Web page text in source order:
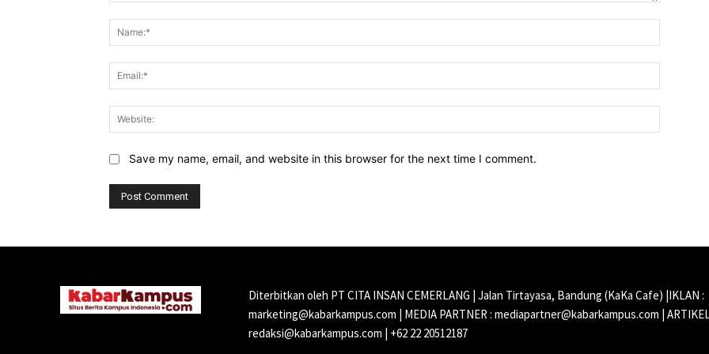
Save my name, email, and website in this browser for the next time I comment.
Diterbitkan oleh PT CITA INSAN CEMERLANG | Jalan Tirtayasa, Bandung (KaKa Cafe) |IKLAN :
marketing@kabarkampus.com | MEDIA PARTNER : mediapartner@kabarkampus.com |
redaksi@kabarkampus.com | +62 22 20512187